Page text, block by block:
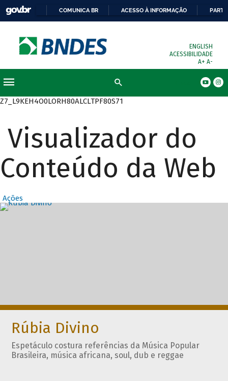
COMUNICA BR ACESSO À INFORMAÇÃO
ENGLISH
ACESSIBILIDADE
A+ A-
Z7_L9KEH4O0LORH80ALCLTPF80S71
Visualizador do
Conteúdo da Web
Ações
Destaques
Rúbia Divino
Espetáculo costura referências da Música Popular
Brasileira, música africana, soul, dub e reggae